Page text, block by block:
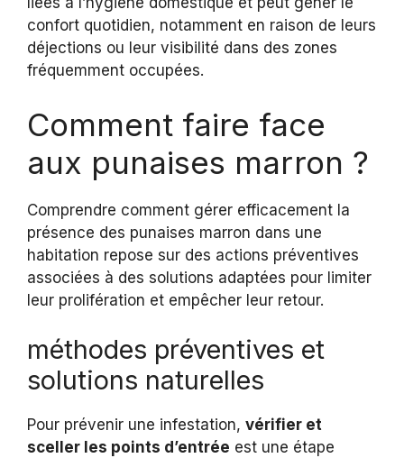
confort quotidien, notamment en raison de leurs
déjections ou leur visibilité dans des zones
fréquemment occupées.
Comment faire face
aux punaises marron ?
Comprendre comment gérer efficacement la
présence des punaises marron dans une
habitation repose sur des actions préventives
associées à des solutions adaptées pour limiter
leur prolifération et empêcher leur retour.
méthodes préventives et
solutions naturelles
Pour prévenir une infestation, vérifier et
sceller les points d’entrée est une étape